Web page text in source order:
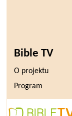
Bible TV
O projektu
Program